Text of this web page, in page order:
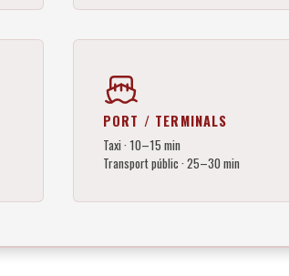
PORT / TERMINALS
Taxi · 10–15 min
Transport públic · 25–30 min